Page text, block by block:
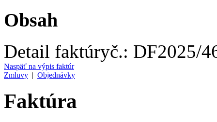
Obsah
Detail faktúryč.: DF2025/
Naspäť na výpis faktúr
Zmluvy | Objednávky
Faktúra